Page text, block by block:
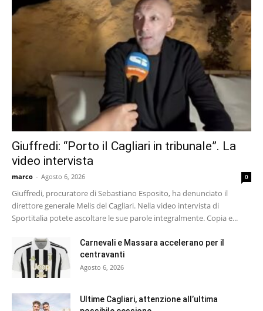
Giuffredi: “Porto il Cagliari in tribunale”. La
video intervista
marco - Agosto 6, 2026 0
Giuffredi, procuratore di Sebastiano Esposito, ha denunciato il
direttore generale Melis del Cagliari. Nella video intervista di
Sportitalia potete ascoltare le sue parole integralmente. Copia e...
Carnevali e Massara accelerano per il
centravanti
Agosto 6, 2026
Ultime Cagliari, attenzione all’ultima